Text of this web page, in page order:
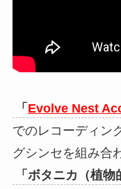
「 Evolve Nest
でのレコーディン
グシンセを組み合
「ボタニカ（植物